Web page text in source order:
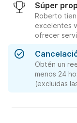
Súper
Roberto
excelentes
ofrecer
Obtén un
menos 24
(excluidas